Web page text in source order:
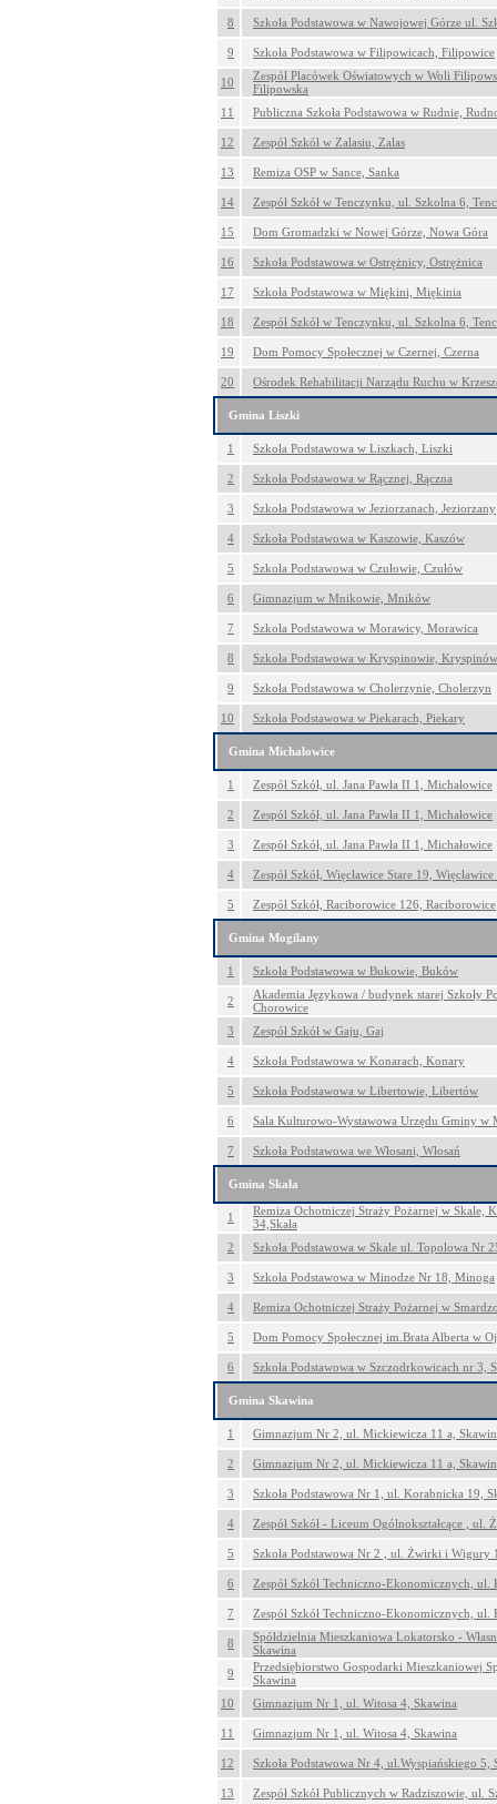
8 Szkoła Podstawowa w Nawojowej Górze ul.
9 Szkoła Podstawowa w Filipowicach, Filipowice
10
Zespół Placówek Oświatowych w Woli
Filipowska
11
Publiczna Szkoła Podstawowa w Rudnie,
12 Zespół Szkół w Zalasiu, Zalas
13 Remiza OSP w Sance, Sanka
14 Zespół Szkół w Tenczynku, ul. Szkolna 6,
15 Dom Gromadzki w Nowej Górze, Nowa Góra
16 Szkoła Podstawowa w Ostrężnicy, Ostrężnica
17 Szkoła Podstawowa w Miękini, Miękinia
18 Zespół Szkół w Tenczynku, ul. Szkolna 6,
19 Dom Pomocy Społecznej w Czernej, Czerna
20 Ośrodek Rehabilitacji Narządu Ruchu w
Gmina Liszki
1 Szkoła Podstawowa w Liszkach, Liszki
2 Szkoła Podstawowa w Rącznej, Rączna
3 Szkoła Podstawowa w Jeziorzanach, Jeziorzany
4 Szkoła Podstawowa w Kaszowie, Kaszów
5 Szkoła Podstawowa w Czułowie, Czułów
6 Gimnazjum w Mnikowie, Mników
7 Szkoła Podstawowa w Morawicy, Morawica
8 Szkoła Podstawowa w Kryspinowie, Kryspinów
9 Szkoła Podstawowa w Cholerzynie, Cholerzyn
10 Szkoła Podstawowa w Piekarach, Piekary
Gmina Michałowice
1 Zespół Szkół, ul. Jana Pawła II 1, Michałowice
2 Zespól Szkół, ul. Jana Pawła II 1, Michałowice
3 Zespół Szkół, ul. Jana Pawła II 1, Michałowice
4 Zespół Szkół, Więcławice Stare 19, Więcławice
5 Zespół Szkół, Raciborowice 126, Raciborowice
Gmina Mogilany
1 Szkoła Podstawowa w Bukowie, Buków
2
Akademia Językowa / budynek starej Szkoły
Chorowice
3
Zespół Szkół w Gaju, Gaj
4 Szkoła Podstawowa w Konarach, Konary
5 Szkoła Podstawowa w Libertowie, Libertów
6 Sala Kulturowo-Wystawowa Urzędu Gminy w
7 Szkoła Podstawowa we Włosani, Włosań
Gmina Skała
1
Remiza Ochotniczej Straży Pożarnej w Skale,
34,Skała
2
Szkoła Podstawowa w Skale ul. Topolowa Nr
3 Szkoła Podstawowa w Minodze Nr 18, Minoga
4 Remiza Ochotniczej Straży Pożarnej w
5 Dom Pomocy Społecznej im.Brata Alberta w
6 Szkoła Podstawowa w Szczodrkowicach nr 3,
Gmina Skawina
1 Gimnazjum Nr 2, ul. Mickiewicza 11 a,
2 Gimnazjum Nr 2, ul. Mickiewicza 11 a,
3 Szkoła Podstawowa Nr 1, ul. Korabnicka 19,
4 Zespół Szkół - Liceum Ogólnokształcące ,
5 Szkoła Podstawowa Nr 2 , ul. Żwirki i Wigury
6 Zespół Szkół Techniczno-Ekonomicznych,
7 Zespół Szkół Techniczno-Ekonomicznych,
8
Spółdzielnia Mieszkaniowa Lokatorsko -
Skawina
9
Przedsiębiorstwo Gospodarki Mieszkaniowej
Skawina
10
Gimnazjum Nr 1, ul. Witosa 4, Skawina
11 Gimnazjum Nr 1, ul. Witosa 4, Skawina
12 Szkoła Podstawowa Nr 4, ul.Wyspiańskiego 5,
13 Zespół Szkół Publicznych w Radziszowie, ul.